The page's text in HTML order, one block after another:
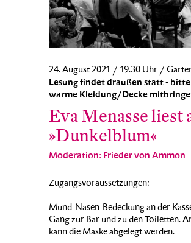
24. August 2021 / 19.30 Uhr /
Lesung findet draußen statt - bitte
warme Kleidung/Decke
Eva Menasse liest
»Dunkelblum«
Moderation: Frieder von Ammon
Zugangsvoraussetzungen:
Mund-Nasen-Bedeckung an der
Gang zur Bar und zu den Toiletten.
kann die Maske abgelegt werden.